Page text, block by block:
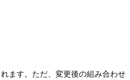
ます。ただ、変更後の組み合わせ